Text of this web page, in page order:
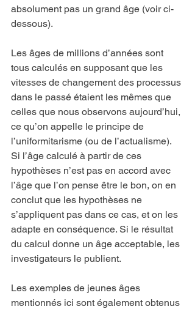
absolument pas un grand âge (voir ci-
dessous).
Les âges de millions d’années sont
tous calculés en supposant que les
vitesses de changement des processus
dans le passé étaient les mêmes que
celles que nous observons aujourd’hui,
ce qu’on appelle le principe de
l’uniformitarisme (ou de l’actualisme).
Si l’âge calculé à partir de ces
hypothèses n’est pas en accord avec
l’âge que l’on pense être le bon, on en
conclut que les hypothèses ne
s’appliquent pas dans ce cas, et on les
adapte en conséquence. Si le résultat
du calcul donne un âge acceptable, les
investigateurs le publient.
Les exemples de jeunes âges
mentionnés ici sont également obtenus